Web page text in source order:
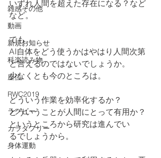
雑感その他
動画
新規お知らせ
科楽読み物
座位
RWC2019
ラグビー
カラダフリー
身体運動
いずれ人間を超えた存在になる？など
など。
でも、
AI自体をどう使うかはやはり人間次第
と言えるのではないでしょうか。
少なくとも今のところは。
どういう作業を効率化するか？
どういうことが人間にとって有用か？
というところから研究は進んでい
るでしょうから。